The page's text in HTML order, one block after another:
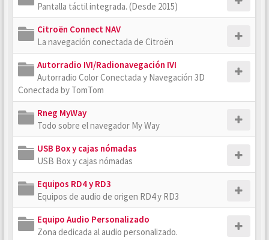
Pantalla táctil integrada. (Desde 2015)
Citroën Connect NAV
La navegación conectada de Citroën
Autorradio IVI/Radionavegación IVI
Autorradio Color Conectada y Navegación 3D
Conectada by TomTom
Rneg MyWay
Todo sobre el navegador My Way
USB Box y cajas nómadas
USB Box y cajas nómadas
Equipos RD4 y RD3
Equipos de audio de origen RD4 y RD3
Equipo Audio Personalizado
Zona dedicada al audio personalizado.